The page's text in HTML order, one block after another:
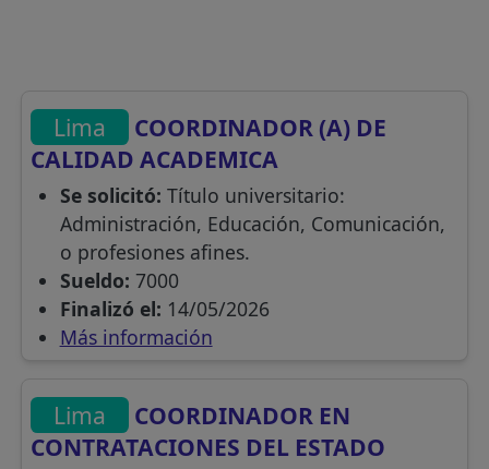
Lima
COORDINADOR (A) DE
CALIDAD ACADEMICA
Se solicitó: Título universitario:
Administración, Educación, Comunicación,
o profesiones afines.
Sueldo: 7000
Finalizó el: 14/05/2026
Más información
Lima
COORDINADOR EN
CONTRATACIONES DEL ESTADO